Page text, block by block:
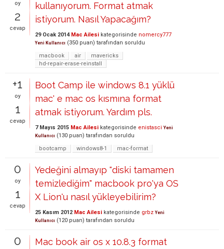
oy
2
cevap
kullanıyorum. Format atmak
istiyorum. Nasıl Yapacağım?
29 Ocak 2014 Mac Ailesi kategorisinde nomercy777
Yeni Kullanıcı (350 puan) tarafından soruldu
macbook
air
mavericks
hd-repair-erase-reinstall
+1
oy
1
cevap
Boot Camp ile windows 8.1 yüklü
mac' e mac os kısmına format
atmak istiyorum. Yardım pls.
7 Mayıs 2015 Mac Ailesi kategorisinde enistasci Yeni
Kullanıcı (130 puan) tarafından soruldu
bootcamp
windows8-1 mac-format
0
oy
1
cevap
Yedeğini almayıp "diski tamamen
temizlediğim" macbook pro'ya OS
X Lion'u nasıl yükleyebilirim?
25 Kasım 2012 Mac Ailesi kategorisinde grbz Yeni
Kullanıcı (120 puan) tarafından soruldu
0
Mac book air os x 10.8.3 format